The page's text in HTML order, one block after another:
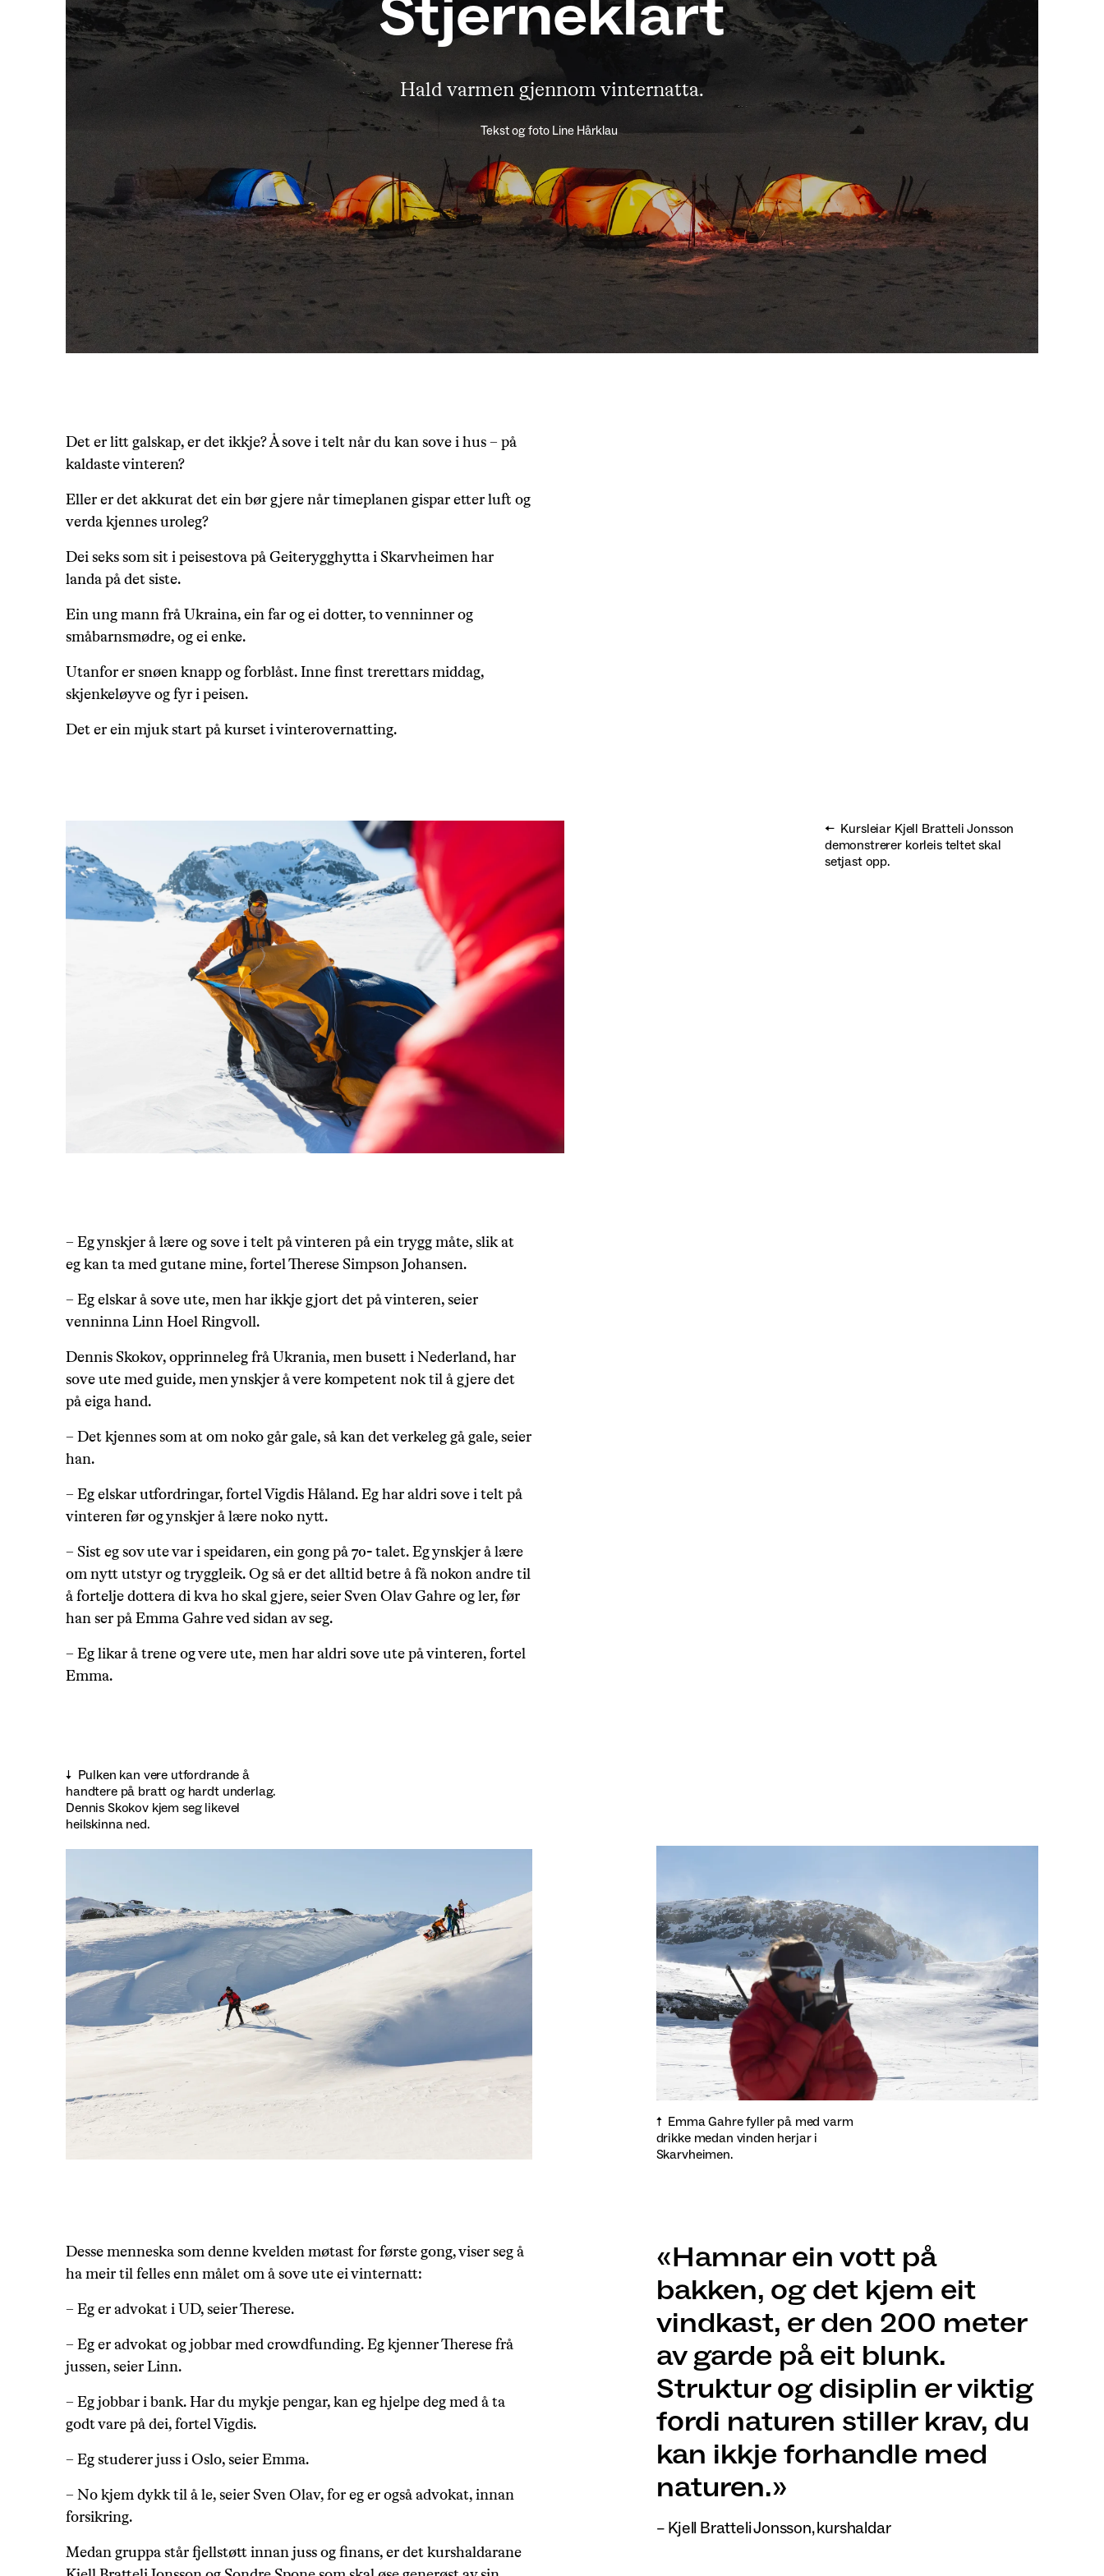
Stjerneklart
Hald varmen gjennom vinternatta.
Tekstog foto Line Hårklau
Det er litt galskap, er det ikkje? Å sove i telt når du kan sove i hus – på
kaldaste vinteren?
Eller er det akkurat det ein bør gjere når timeplanen gispar etter luft og
verda kjennes uroleg?
Dei seks som sit i peisestova på Geiterygghytta i Skarvheimen har
landa på det siste.
Ein ung mann frå Ukraina, ein far og ei dotter, to venninner og
småbarnsmødre, og ei enke.
Utanfor er snøen knapp og forblåst. Inne finst trerettars middag,
skjenkeløyve og fyr i peisen.
Det er ein mjuk start på kurset i vinterovernatting.
Kursleiar Kjell Bratteli Jonsson
demonstrerer korleis teltet skal
setjast opp.
– Eg ynskjer å lære og sove i telt på vinteren på ein trygg måte, slik at
eg kan ta med gutane mine, fortel Therese Simpson Johansen.
– Eg elskar å sove ute, men har ikkje gjort det på vinteren, seier
venninna Linn Hoel Ringvoll.
Dennis Skokov, opprinneleg frå Ukrania, men busett i Nederland, har
sove ute med guide, men ynskjer å vere kompetent nok til å gjere det
på eiga hand.
– Det kjennes som at om noko går gale, så kan det verkeleg gå gale, seier
han.
– Eg elskar utfordringar, fortel Vigdis Håland. Eg har aldri sove i telt på
vinteren før og ynskjer å lære noko nytt.
– Sist eg sov ute var i speidaren, ein gong på 70- talet. Eg ynskjer å lære
om nytt utstyr og tryggleik. Og så er det alltid betre å få nokon andre til
å fortelje dottera di kva ho skal gjere, seier Sven Olav Gahre og ler, før
han ser på Emma Gahre ved sidan av seg.
– Eg likar å trene og vere ute, men har aldri sove ute på vinteren, fortel
Emma.
Pulken kan vere utfordrande å
handtere på bratt og hardt underlag.
Dennis Skokov kjem seg likevel
heilskinna ned.
Emma Gahre fyller på med varm
drikke medan vinden herjar i
Skarvheimen.
Desse menneska som denne kvelden møtast for første gong, viser seg å
ha meir til felles enn målet om å sove ute ei vinternatt:
– Eg er advokat i UD, seier Therese.
– Eg er advokat og jobbar med crowdfunding. Eg kjenner Therese frå
jussen, seier Linn.
– Eg jobbar i bank. Har du mykje pengar, kan eg hjelpe deg med å ta
godt vare på dei, fortel Vigdis.
– Eg studerer juss i Oslo, seier Emma.
– No kjem dykk til å le, seier Sven Olav, for eg er også advokat, innan
forsikring.
Medan gruppa står fjellstøtt innan juss og finans, er det kurshaldarane
Hamnar ein vott på
bakken, og det kjem eit
vindkast, er den 200 meter
av garde på eit blunk.
Struktur og disiplin er viktig
fordi naturen stiller krav, du
kan ikkje forhandle med
naturen.
– Kjell Bratteli Jonsson, kurshaldar